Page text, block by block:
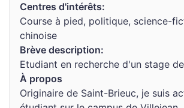
Centres d'intérêts:
Course à pied, politique, science-
chinoise
Brève description:
Etudiant en recherche d'un stage
À propos
Originaire de Saint-Brieuc, je suis